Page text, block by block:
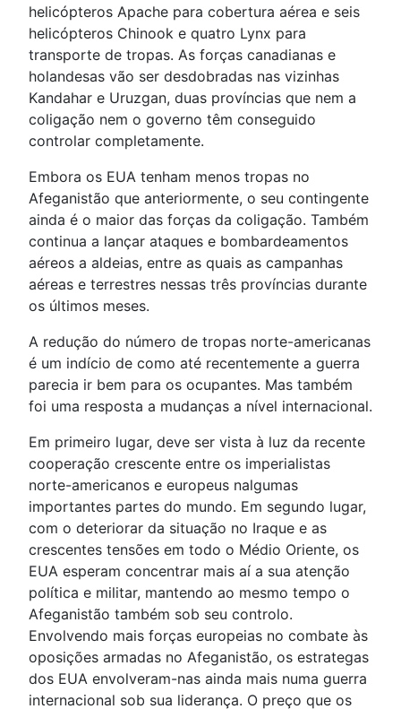
helicópteros Apache para cobertura aérea e seis
helicópteros Chinook e quatro Lynx para
transporte de tropas. As forças canadianas e
holandesas vão ser desdobradas nas vizinhas
Kandahar e Uruzgan, duas províncias que nem a
coligação nem o governo têm conseguido
controlar completamente.
Embora os EUA tenham menos tropas no
Afeganistão que anteriormente, o seu contingente
ainda é o maior das forças da coligação. Também
continua a lançar ataques e bombardeamentos
aéreos a aldeias, entre as quais as campanhas
aéreas e terrestres nessas três províncias durante
os últimos meses.
A redução do número de tropas norte-americanas
é um indício de como até recentemente a guerra
parecia ir bem para os ocupantes. Mas também
foi uma resposta a mudanças a nível internacional.
Em primeiro lugar, deve ser vista à luz da recente
cooperação crescente entre os imperialistas
norte-americanos e europeus nalgumas
importantes partes do mundo. Em segundo lugar,
com o deteriorar da situação no Iraque e as
crescentes tensões em todo o Médio Oriente, os
EUA esperam concentrar mais aí a sua atenção
política e militar, mantendo ao mesmo tempo o
Afeganistão também sob seu controlo.
Envolvendo mais forças europeias no combate às
oposições armadas no Afeganistão, os estrategas
dos EUA envolveram-nas ainda mais numa guerra
internacional sob sua liderança. O preço que os